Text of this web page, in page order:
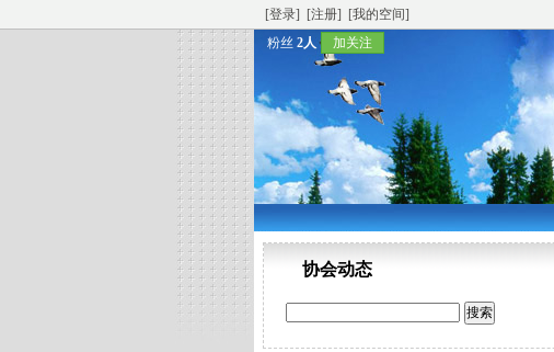
[登录] [注册] [我的空间]
粉丝 2人 加关注
协会动态